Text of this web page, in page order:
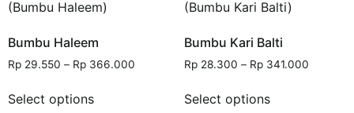
Bumbu Haleem
Rp 29.550 – Rp 366.000
Select options
Bumbu Kari Balti
Rp28.300 – Rp341.000
Select options